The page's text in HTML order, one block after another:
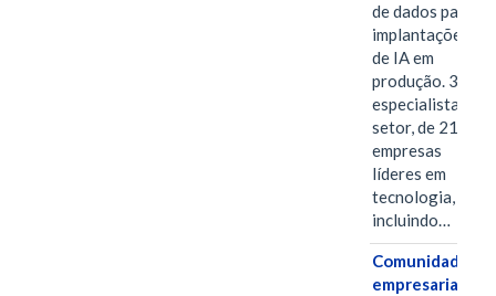
de dados para
implantações
de IA em
produção. 38
especialistas do
setor, de 21
empresas
líderes em
tecnologia,
incluindo…
Comunidades
empresariais